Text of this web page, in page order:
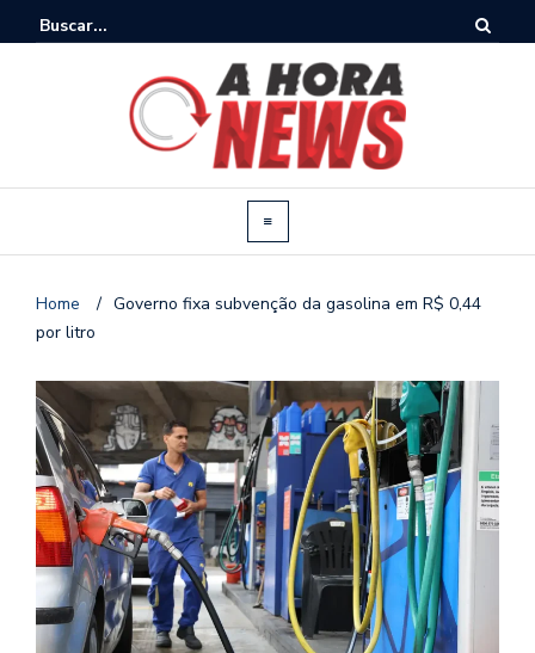
Home / Governo fixa subvenção da gasolina em R$ 0,44
por litro